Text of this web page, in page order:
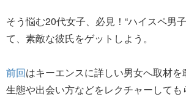
そう悩む20代女子、必見！“ハイスペ男
て、素敵な彼氏をゲットしよう。
前回はキーエンスに詳しい男女へ取材を
生態や出会い方などをレクチャーしても